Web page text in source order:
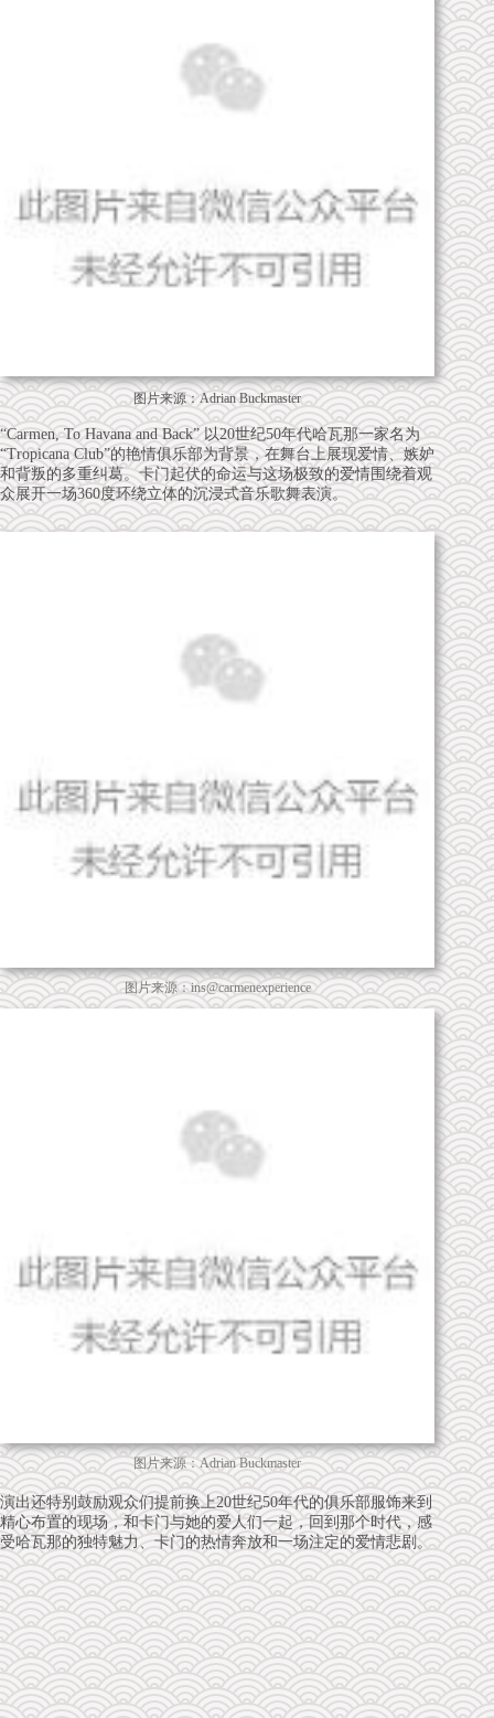
图片来源：Adrian Buckmaster
“Carmen, To Havana and Back” 以20世纪50年代哈瓦那一家名为
“Tropicana Club”的艳情俱乐部为背景，在舞台上展现爱情、嫉妒
和背叛的多重纠葛。卡门起伏的命运与这场极致的爱情围绕着观
众展开一场360度环绕立体的沉浸式音乐歌舞表演。
图片来源：ins@carmenexperience
图片来源：Adrian Buckmaster
演出还特别鼓励观众们提前换上20世纪50年代的俱乐部服饰来到
精心布置的现场，和卡门与她的爱人们一起，回到那个时代，感
受哈瓦那的独特魅力、卡门的热情奔放和一场注定的爱情悲剧。